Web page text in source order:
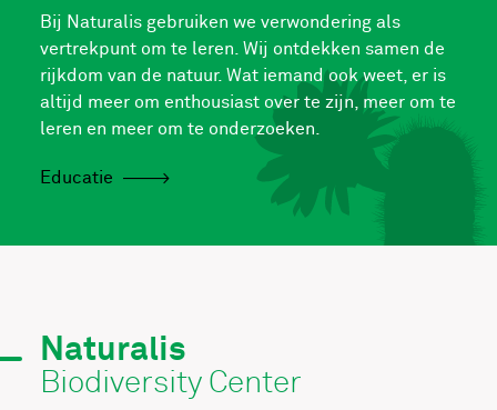
Bij Naturalis gebruiken we verwondering als
vertrekpunt om te leren. Wij ontdekken samen de
rijkdom van de natuur. Wat iemand ook weet, er is
altijd meer om enthousiast over te zijn, meer om te
leren en meer om te onderzoeken.
Educatie
Naturalis
Biodiversity Center